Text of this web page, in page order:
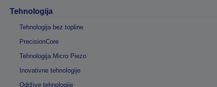
Tehnologija
Tehnologija bez topline
PrecisionCore
Tehnologija Micro Piezo
Inovativne tehnologije
Održive tehnologije